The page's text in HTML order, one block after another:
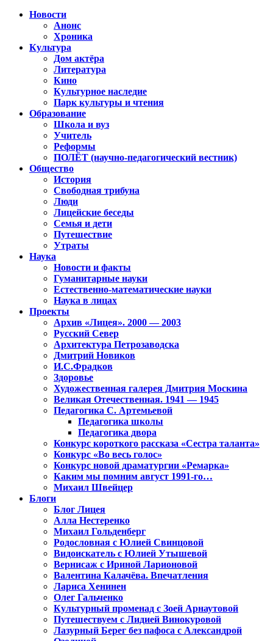
Новости
Анонс
Хроника
Культура
Дом актёра
Литература
Кино
Культурное наследие
Парк культуры и чтения
Образование
Школа и вуз
Учитель
Реформы
ПОЛЁТ (научно-педагогический вестник)
Общество
История
Свободная трибуна
Люди
Лицейские беседы
Семья и дети
Путешествие
Утраты
Наука
Новости и факты
Гуманитарные науки
Естественно-математические науки
Наука в лицах
Проекты
Архив «Лицея». 2000 — 2003
Русский Север
Архитектура Петрозаводска
Дмитрий Новиков
И.С.Фрадков
Здоровье
Художественная галерея Дмитрия Москина
Великая Отечественная. 1941 — 1945
Педагогика С. Артемьевой
Педагогика школы
Педагогика двора
Конкурс короткого рассказа «Сестра таланта»
Конкурс «Во весь голос»
Конкурс новой драматургии «Ремарка»
Каким мы помним август 1991-го…
Михаил Швейцер
Блоги
Блог Лицея
Алла Нестеренко
Михаил Гольденберг
Родословная с Юлией Свинцовой
Видоискатель с Юлией Утышевой
Вернисаж с Ириной Ларионовой
Валентина Калачёва. Впечатления
Лариса Хенинен
Олег Гальченко
Культурный променад с Зоей Арнаутовой
Путешествуем с Лидией Винокуровой
Лазурный Берег без пафоса с Александрой